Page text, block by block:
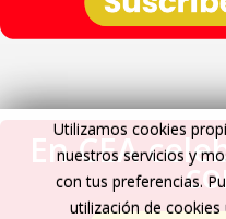
En CEA
Utilizamos cookies
nuestros servicios y
con tus preferencias.
utilización de